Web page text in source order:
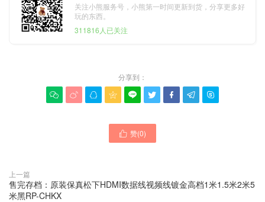
关注小熊服务号，小熊第一时间更新到货，分享更多好
玩的东西。
311816人已关注
分享到：
        
 赞(0)
上一篇
售完存档：原装保真松下HDMI数据线视频线镀金高档1米1.5米2米5
米黑RP-CHKX